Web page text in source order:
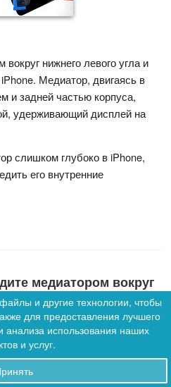
0
нижнего левого угла и
Медиатор, двигаясь в
и задней частью корпуса,
удерживающий дисплей на
слишком глубоко в iPhone,
его внутренние
медиатором вокруг
правого угла и вверх
и другие технологии, чтобы
для предоставления лучшего
анализа использования наших
и услуг.